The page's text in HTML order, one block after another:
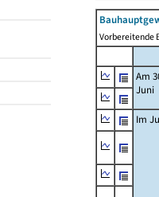
Vorbereitende
Am
Juni
Im